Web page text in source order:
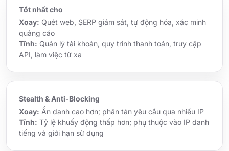
Tốt nhất cho
Xoay: Quét web, SERP giám sát, tự động hóa, xác minh
quảng cáo
Tĩnh: Quản lý tài khoản, quy trình thanh toán, truy cập
API, làm việc từ xa
Stealth & Anti-Blocking
Xoay: Ẩn danh cao hơn; phân tán yêu cầu qua nhiều IP
Tĩnh: Tỷ lệ khuấy động thấp hơn; phụ thuộc vào IP danh
tiếng và giới hạn sử dụng